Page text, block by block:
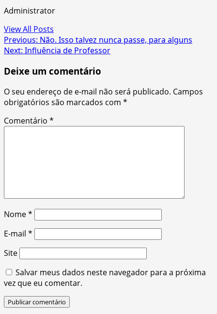
Administrator
View All Posts
Post
navigation
Previous: Não. Isso talvez nunca passe, para alguns
Next: Influência de Professor
Deixe um comentário
O seu endereço de e-mail não será publicado. Campos
obrigatórios são marcados com *
Comentário *
Nome*
E-mail *
Site
Salvar meus dados neste navegador para a próxima
vez que eu comentar.